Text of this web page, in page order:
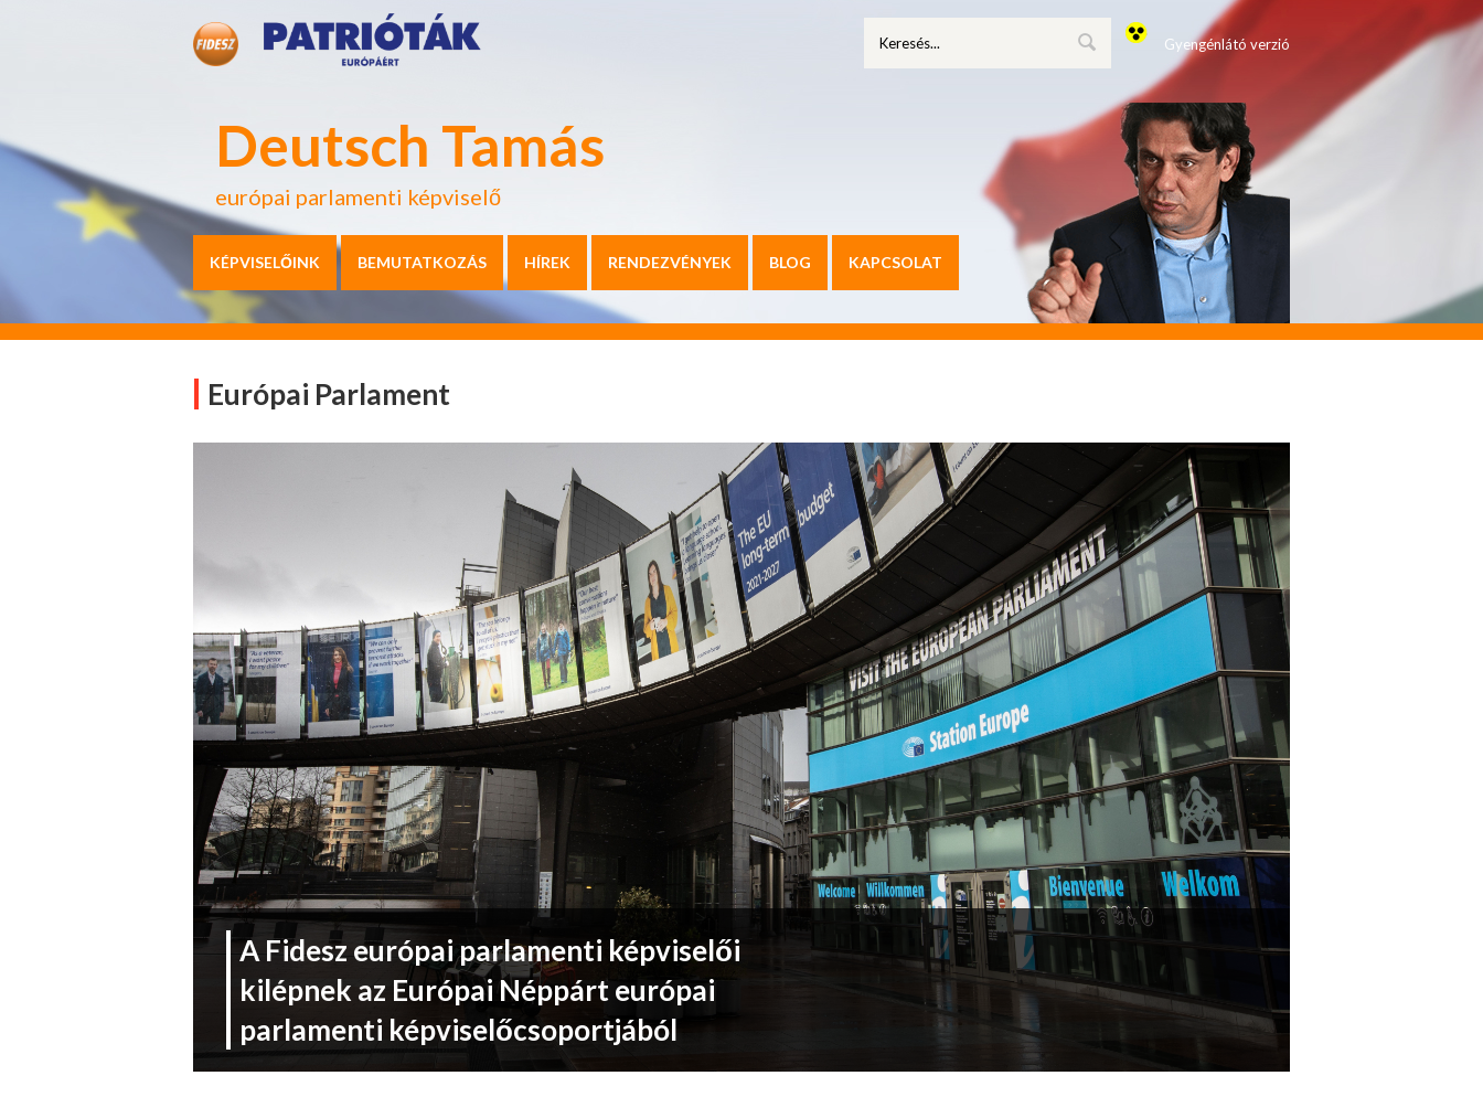
Deutsch Tamás
európai parlamenti képviselő
Gyengénlátó verzió
KÉPVISELŐINK BEMUTATKOZÁS HÍREK RENDEZVÉNYEK BLOG KAPCSOLAT
Európai Parlament
A Fidesz európai parlamenti képviselői
kilépnek az Európai Néppárt európai
parlamenti képviselőcsoportjából